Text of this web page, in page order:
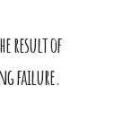
result of
failure.